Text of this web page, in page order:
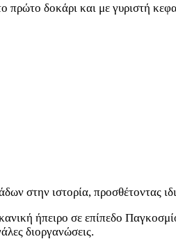
δοκάρι και με γυριστή
στην ιστορία, προσθέτοντας
ήπειρο σε επίπεδο
διοργανώσεις.